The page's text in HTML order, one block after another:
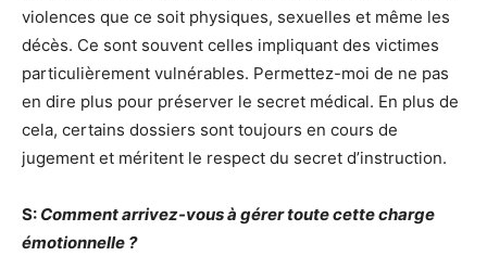
violences que ce soit physiques, sexuelles et même les
décès. Ce sont souvent celles impliquant des victimes
particulièrement vulnérables. Permettez-moi de ne pas
en dire plus pour préserver le secret médical. En plus de
cela, certains dossiers sont toujours en cours de
jugement et méritent le respect du secret d’instruction.
S: Comment arrivez-vous à gérer toute cette charge
émotionnelle ?